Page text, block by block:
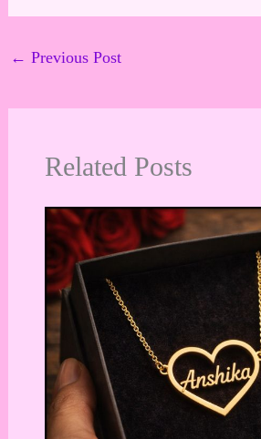
← Previous Post
Related Posts